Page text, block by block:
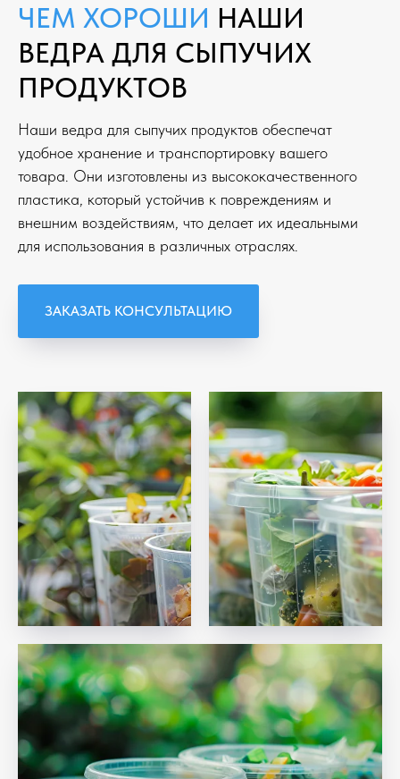
ЧЕМ ХОРОШИ НАШИ
ВЕДРА ДЛЯ СЫПУЧИХ
ПРОДУКТОВ
Наши ведра для сыпучих продуктов обеспечат
удобное хранение и транспортировку вашего
товара. Они изготовлены из высококачественного
пластика, который устойчив к повреждениям и
внешним воздействиям, что делает их идеальными
для использования в различных отраслях.
ЗАКАЗАТЬ КОНСУЛЬТАЦИЮ